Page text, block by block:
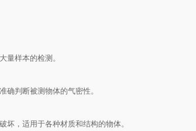
样本的检测。
判断被测物体的气密性。
，适用于各种材质和结构的物体。